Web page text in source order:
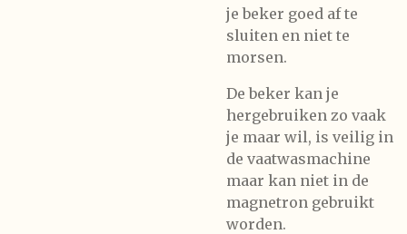
je beker goed af te
sluiten en niet te
morsen.
De beker kan je
hergebruiken zo vaak
je maar wil, is veilig in
de vaatwasmachine
maar kan niet in de
magnetron gebruikt
worden.